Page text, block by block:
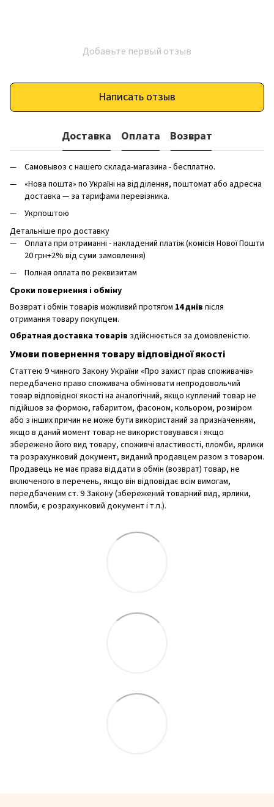
Добавьте первый отзыв
Написать отзыв
Доставка Оплата Возврат
Самовывоз с нашего склада-магазина - бесплатно.
«Нова пошта» по Україні на відділення, поштомат або адресна
доставка — за тарифами перевізника.
Укрпоштою
Детальніше про доставку
Оплата при отриманні - накладений платіж (комісія Нової Пошти
20 грн+2% від суми замовлення)
Полная оплата по реквизитам
Сроки повернення і обміну
Возврат і обмін товарів можливий протягом 14 днів після
отримання товару покупцем.
Обратная доставка товарів здійснюється за домовленістю.
Умови повернення товару відповідної якості
Статтею 9 чинного Закону України «Про захист прав споживачів»
передбачено право споживача обмінювати непродовольчий
товар відповідної якості на аналогічний, якщо куплений товар не
підійшов за формою, габаритом, фасоном, кольором, розміром
або з інших причин не може бути використаний за призначенням,
якщо в даний момент товар не використовувався і якщо
збережено його вид товару, споживчі властивості, пломби, ярлики
та розрахунковий документ, виданий продавцем разом з товаром.
Продавець не має права віддати в обмін (возврат) товар, не
включеного в перечень, якщо він відповідає всім вимогам,
передбаченим ст. 9 Закону (збережений товарний вид, ярлики,
пломби, є розрахунковий документ і т.п.).